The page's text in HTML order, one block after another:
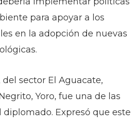
para apoyar a los
en la adopción de nuevas
del sector El Aguacate,
Yoro, fue una de las
Expresó que este